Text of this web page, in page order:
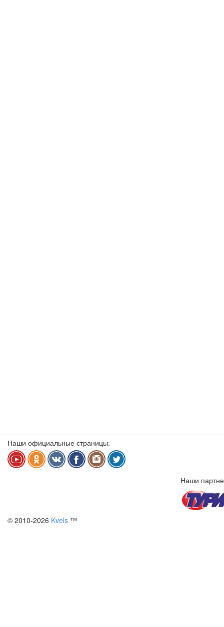
Наши официальные страницы:
Наши
© 2010-2026 Kvels ™